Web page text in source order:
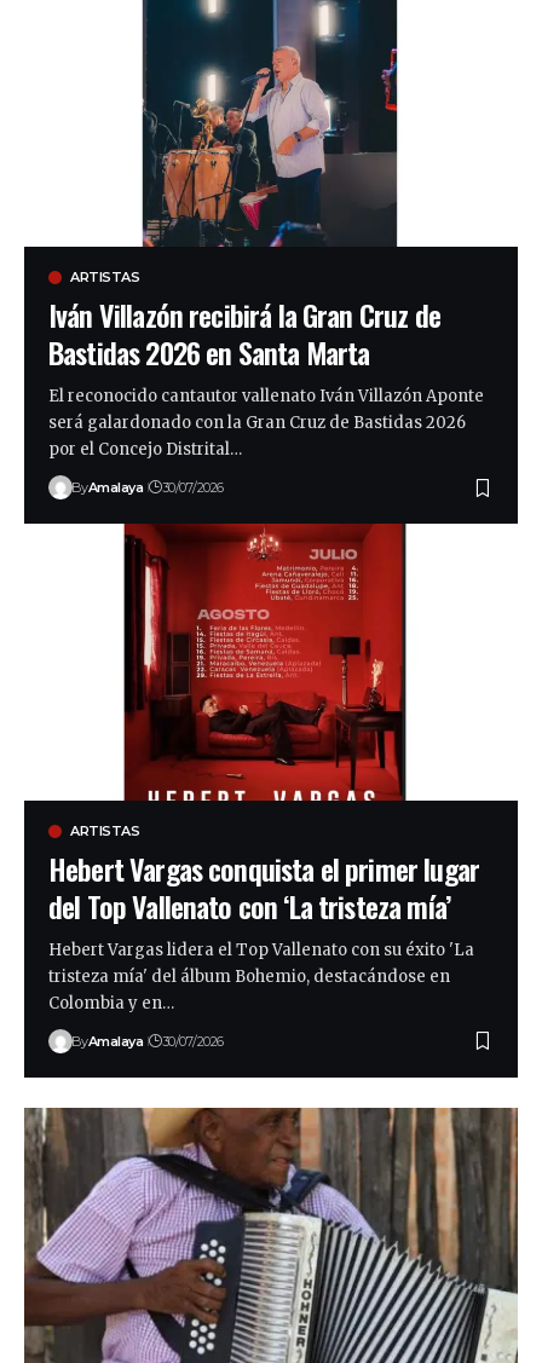
ARTISTAS
Iván Villazón recibirá la Gran Cruz de
Bastidas 2026 en Santa Marta
El reconocido cantautor vallenato Iván Villazón Aponte
será galardonado con la Gran Cruz de Bastidas 2026
por el Concejo Distrital…
ByAmalaya 30/07/2026
ARTISTAS
Hebert Vargas conquista el primer lugar
del Top Vallenato con ‘La tristeza mía’
Hebert Vargas lidera el Top Vallenato con su éxito 'La
tristeza mía' del álbum Bohemio, destacándose en
Colombia y en…
ByAmalaya 30/07/2026